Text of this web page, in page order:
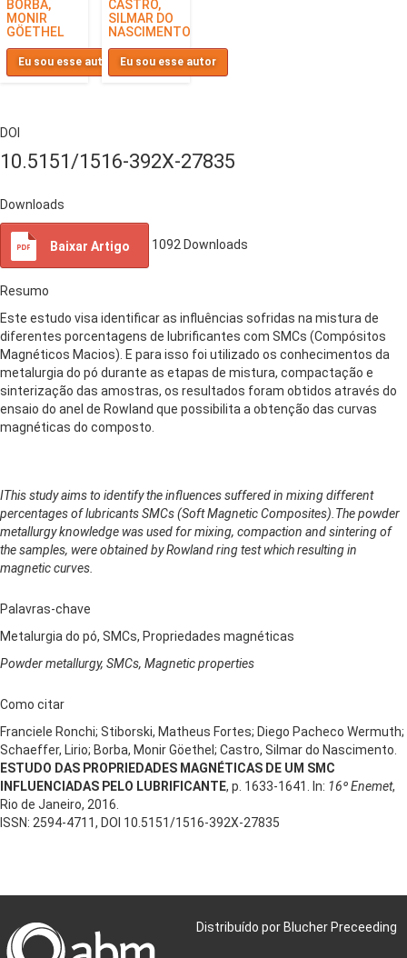
BORBA,
MONIR
GÖETHEL
Eu sou esse autor
CASTRO,
SILMAR DO
NASCIMENTO
Eu sou esse autor
DOI
10.5151/1516-392X-27835
Downloads
Baixar Artigo 1092 Downloads
Resumo
Este estudo visa identificar as influências sofridas na mistura de
diferentes porcentagens de lubrificantes com SMCs (Compósitos
Magnéticos Macios). E para isso foi utilizado os conhecimentos da
metalurgia do pó durante as etapas de mistura, compactação e
sinterização das amostras, os resultados foram obtidos através do
ensaio do anel de Rowland que possibilita a obtenção das curvas
magnéticas do composto.
IThis study aims to identify the influences suffered in mixing different
percentages of lubricants SMCs (Soft Magnetic Composites).The powder
metallurgy knowledge was used for mixing, compaction and sintering of
the samples, were obtained by Rowland ring test which resulting in
magnetic curves.
Palavras-chave
Metalurgia do pó, SMCs, Propriedades magnéticas
Powder metallurgy, SMCs, Magnetic properties
Como citar
Franciele Ronchi; Stiborski, Matheus Fortes; Diego Pacheco Wermuth;
Schaeffer, Lirio; Borba, Monir Göethel; Castro, Silmar do Nascimento.
ESTUDO DAS PROPRIEDADES MAGNÉTICAS DE UM SMC
INFLUENCIADAS PELO LUBRIFICANTE, p. 1633-1641. In: 16º Enemet,
Rio de Janeiro, 2016.
ISSN: 2594-4711, DOI 10.5151/1516-392X-27835
Distribuído por Blucher Preceeding